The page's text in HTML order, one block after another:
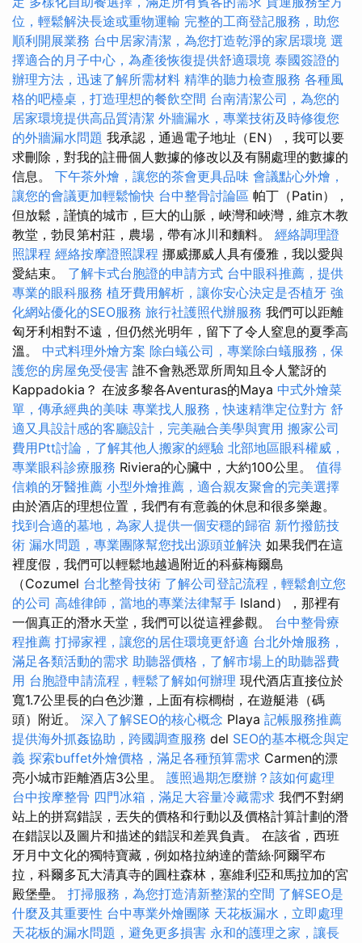
位，輕鬆解決長途或重物運輸 完整的工商登記服務，助您
順利開展業務 台中居家清潔，為您打造乾淨的家居環境 選
擇適合的月子中心，為產後恢復提供舒適環境 泰國簽證的
辦理方法，迅速了解所需材料 精準的聽力檢查服務 各種風
格的吧檯桌，打造理想的餐飲空間 台南清潔公司，為您的
居家環境提供高品質清潔 外牆漏水，專業技術及時修復您
的外牆漏水問題 我承認，通過電子地址（EN），我可以要
求刪除，對我的註冊個人數據的修改以及有關處理的數據的
信息。 下午茶外燴，讓您的茶會更具品味 會議點心外燴，
讓您的會議更加輕鬆愉快 台中整骨討論區 帕丁（Patin），
但放鬆，謹慎的城市，巨大的山脈，峽灣和峽灣，維京木教
教堂，勃艮第村莊，農場，帶有冰川和麵料。 經絡調理證
照課程 經絡按摩證照課程 挪威挪威人具有優雅，我以愛與
愛結束。 了解卡式台胞證的申請方式 台中眼科推薦，提供
專業的眼科服務 植牙費用解析，讓你安心決定是否植牙 強
化網站優化的SEO服務 旅行社護照代辦服務 我們可以距離
匈牙利相對不遠，但仍然光明年，留下了令人窒息的夏季高
溫。 中式料理外燴方案 除白蟻公司，專業除白蟻服務，保
護您的房屋免受侵害 誰不會熟悉眾所周知且令人驚訝的
Kappadokia？ 在波多黎各Aventuras的Maya 中式外燴菜
單，傳承經典的美味 專業找人服務，快速精準定位對方 舒
適又具設計感的客廳設計，完美融合美學與實用 搬家公司
費用Ptt討論，了解其他人搬家的經驗 北部地區眼科權威，
專業眼科診療服務 Riviera的心臟中，大約100公里。 值得
信賴的牙醫推薦 小型外燴推薦，適合親友聚會的完美選擇
由於酒店的理想位置，我們有有意義的休息和很多樂趣。
找到合適的墓地，為家人提供一個安穩的歸宿 新竹撥筋技
術 漏水問題，專業團隊幫您找出源頭並解決 如果我們在這
裡度假，我們可以輕鬆地越過附近的科蘇梅爾島
（Cozumel 台北整骨技術 了解公司登記流程，輕鬆創立您
的公司 高雄律師，當地的專業法律幫手 Island），那裡有
一個真正的潛水天堂，我們可以從這裡參觀。 台中整骨療
程推薦 打掃家裡，讓您的居住環境更舒適 台北外燴服務，
滿足各類活動的需求 助聽器價格，了解市場上的助聽器費
用 台胞證申請流程，輕鬆了解如何辦理 現代酒店直接位於
寬1.7公里長的白色沙灘，上面有棕櫚樹，在遊艇港（碼
頭）附近。 深入了解SEO的核心概念 Playa 記帳服務推薦
提供海外抓姦協助，跨國調查服務 del SEO的基本概念與定
義 探索buffet外燴價格，滿足各種預算需求 Carmen的漂
亮小城市距離酒店3公里。 護照過期怎麼辦？該如何處理
台中按摩整骨 四門冰箱，滿足大容量冷藏需求 我們不對網
站上的拼寫錯誤，丟失的價格和行動以及價格計算計劃的潛
在錯誤以及圖片和描述的錯誤和差異負責。 在該省，西班
牙月中文化的獨特寶藏，例如格拉納達的蕾絲·阿爾罕布
拉，科爾多瓦大清真寺的圓柱森林，塞維利亞和馬拉加的宮
殿堡壘。 打掃服務，為您打造清新整潔的空間 了解SEO是
什麼及其重要性 台中專業外燴團隊 天花板漏水，立即處理
天花板的漏水問題，避免更多損害 永和的護理之家，讓長